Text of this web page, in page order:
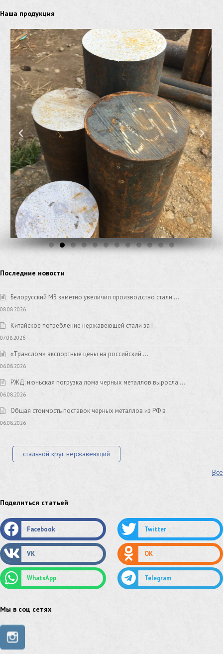
Наша продукция
Последние новости
Белорусский МЗ заметно увеличил производство стали …
08.08.2026
Китайское потребление нержавеющей стали за I …
07.08.2026
«Транслом»: экспортные цены на российский …
06.08.2026
РЖД: июньская погрузка лома черных металлов выросла …
06.08.2026
Общая стоимость поставок черных металлов из РФ в …
06.08.2026
стальной круг нержавеющий
труба оцинкованная труба нержавеющая
труба стальная сетка нержавеющая
сетка оцинкованная сетка стальная
сетка из нержавеющей стали
швеллер стальной
швеллер нержавеющий
Все
Поделиться статьей
Facebook Twitter
VK OK
WhatsApp Telegram
Мы в соц сетях